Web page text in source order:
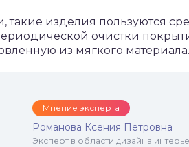
такие изделия пользуются
очистки
из мягкого материала.
Мнение эксперта
Романова Ксения Петровна
Эксперт в области дизайна